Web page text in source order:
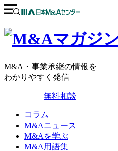
M&A・事業承継の情報を
わかりやすく発信
無料相談
コラム
M&Aニュース
M&Aを学ぶ
M&A用語集